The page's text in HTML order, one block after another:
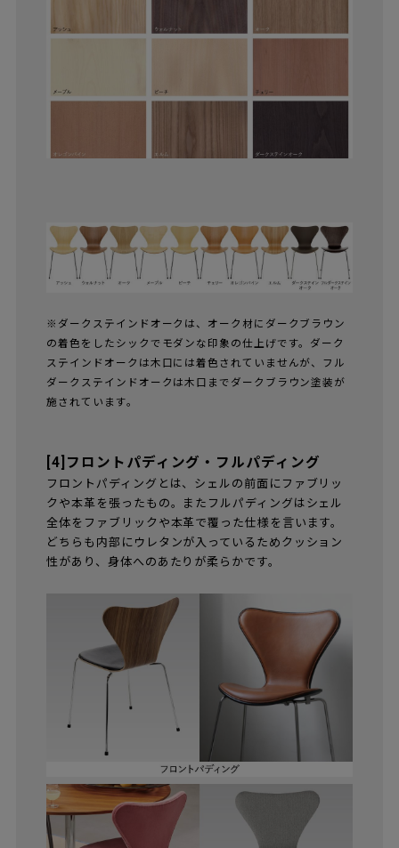
※ダークステインドオークは、オーク材にダークブラウン
の着色をしたシックでモダンな印象の仕上げです。ダーク
ステインドオークは木口には着色されていませんが、フル
ダークステインドオークは木口までダークブラウン塗装が
施されています。
[4]フロントパディング・フルパディング
フロントパディングとは、シェルの前面にファブリッ
クや本革を張ったもの。またフルパディングはシェル
全体をファブリックや本革で覆った仕様を言います。
どちらも内部にウレタンが入っているためクッション
性があり、身体へのあたりが柔らかです。